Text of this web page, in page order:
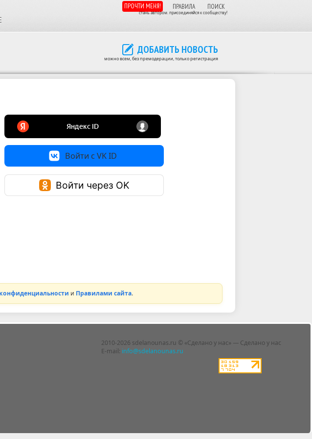
ПРОЧТИ МЕНЯ! ПРАВИЛА ПОИСК
стань автором. присоединяйся к сообществу!
ДОБАВИТЬ НОВОСТЬ
можно всем, без премодерации, только регистрация
Войти с VK ID
Войти через OK
и Правилами сайта.
2010-2026 sdelanounas.ru © «Сделано у нас» — Сделано у нас
E-mail: info@sdelanounas.ru